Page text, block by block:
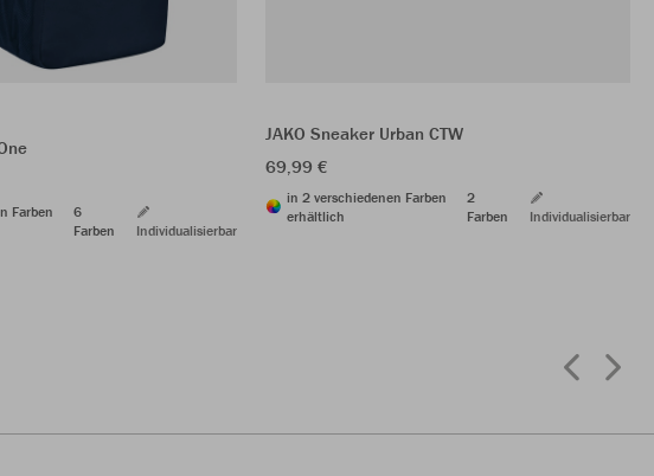
Farben
6
Farben
Individualisierbar
JAKO Sneaker Urban CTW
69,99 €
in 2 verschiedenen Farben
erhältlich
2
Farben
Individualisierbar